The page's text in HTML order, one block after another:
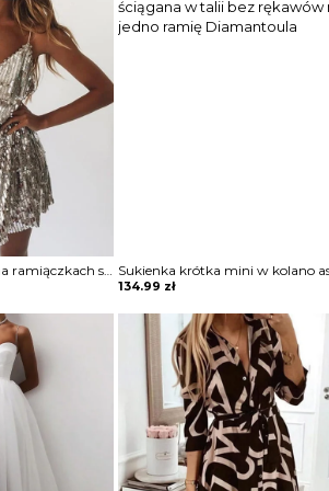
Sukienka z cekinami na ramiączkach spaghetti srebrny Nordrun
134.99 zł